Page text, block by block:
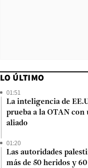
LO ÚLTIMO
01:51
La inteligencia de
prueba a la OTAN
aliado
01:20
Las autoridades
más de 50 heridos y